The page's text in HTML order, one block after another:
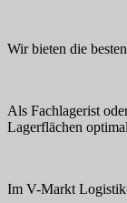
Wir bieten die
Als Fachlagerist
Lagerflächen
Im V-Markt